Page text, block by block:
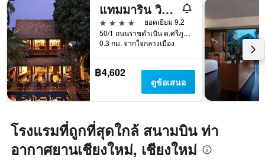
ก่อน
การ
เข้า
พัก
แผนภูมิ
มี
แกน
Y
แกน
แแส
ดง
ราคา
แทมมาริน วิลเลจ
4 ดาว
ยอดเยี่ยม 9.2
50/1 ถนนราชดำเนิน ต.ศรีภูมิ อ.เมือง, เชียงใหม่, ประเทศไทย
0.3 กม. จากใจกลางเมือง
฿4,602
ดูข้อเสนอ
โรงแรมที่ถูกที่สุดใกล้ สนามบิน ท่า
อากาศยานเชียงใหม่, เชียงใหม่